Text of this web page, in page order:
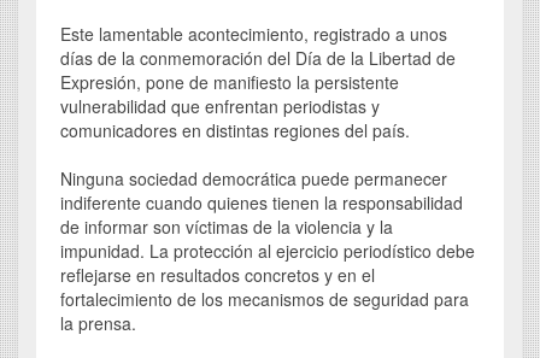
Este lamentable acontecimiento, registrado a unos
días de la conmemoración del Día de la Libertad de
Expresión, pone de manifiesto la persistente
vulnerabilidad que enfrentan periodistas y
comunicadores en distintas regiones del país.
Ninguna sociedad democrática puede permanecer
indiferente cuando quienes tienen la responsabilidad
de informar son víctimas de la violencia y la
impunidad. La protección al ejercicio periodístico debe
reflejarse en resultados concretos y en el
fortalecimiento de los mecanismos de seguridad para
la prensa.